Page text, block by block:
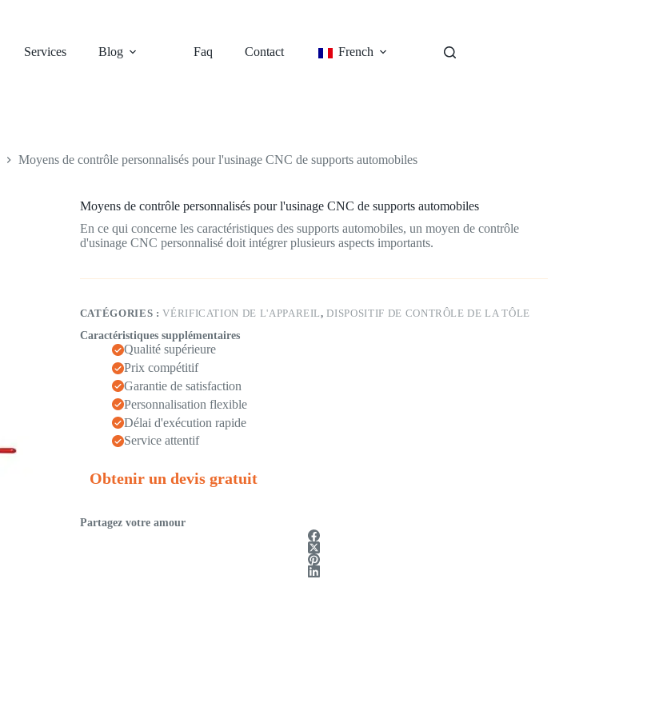
Services Blog Faq Contact French
Moyens de contrôle personnalisés pour l'usinage CNC de supports automobiles
Moyens de contrôle personnalisés pour l'usinage CNC de supports automobiles
En ce qui concerne les caractéristiques des supports automobiles, un moyen de contrôle
d'usinage CNC personnalisé doit intégrer plusieurs aspects importants.
CATÉGORIES :VÉRIFICATION DE L'APPAREIL,DISPOSITIF DE CONTRÔLE DE LA TÔLE
Caractéristiques supplémentaires
Qualité supérieure
Prix compétitif
Garantie de satisfaction
Personnalisation flexible
Délai d'exécution rapide
Service attentif
Obtenir un devis gratuit
Partagez votre amour